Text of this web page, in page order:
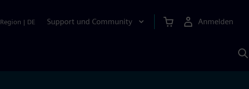
Region | DE Support und Community Anmelden
KI